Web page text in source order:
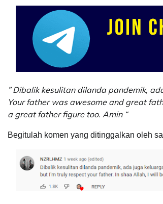
” Dibalik kesulitan dilanda pandemik,
Your father was awesome and great
a great father figure too. Amin “
Begitulah komen yang ditinggalkan oleh